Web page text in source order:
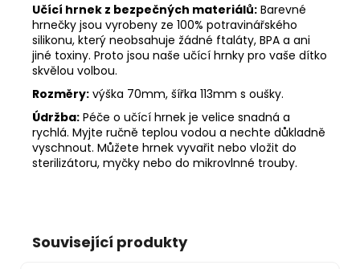
Učící hrnek z bezpečných materiálů: Barevné
hrnečky jsou vyrobeny ze 100% potravinářského
silikonu, který neobsahuje žádné ftaláty, BPA a ani
jiné toxiny. Proto jsou naše učící hrnky pro vaše dítko
skvělou volbou.
Rozměry: výška 70mm, šířka 113mm s oušky.
Údržba: Péče o učící hrnek je velice snadná a
rychlá. Myjte ručně teplou vodou a nechte důkladně
vyschnout. Můžete hrnek vyvařit nebo vložit do
sterilizátoru, myčky nebo do mikrovlnné trouby.
Související produkty